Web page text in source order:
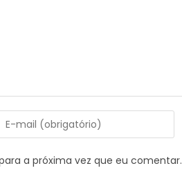
a próxima vez que eu comentar.